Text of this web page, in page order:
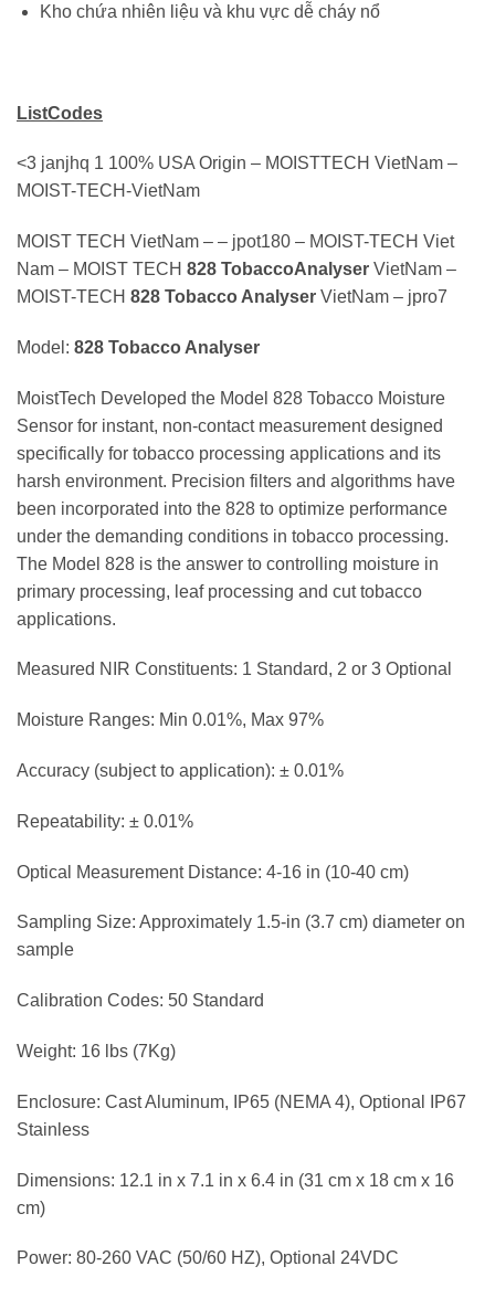
Kho chứa nhiên liệu và khu vực dễ cháy nổ
ListCodes
<3 janjhq 1 100% USA Origin – MOISTTECH VietNam –
MOIST-TECH-VietNam
MOIST TECH VietNam – – jpot180 – MOIST-TECH Viet
Nam – MOIST TECH 828 TobaccoAnalyser VietNam –
MOIST-TECH 828 Tobacco Analyser VietNam – jpro7
Model: 828 Tobacco Analyser
MoistTech Developed the Model 828 Tobacco Moisture
Sensor for instant, non-contact measurement designed
specifically for tobacco processing applications and its
harsh environment. Precision filters and algorithms have
been incorporated into the 828 to optimize performance
under the demanding conditions in tobacco processing.
The Model 828 is the answer to controlling moisture in
primary processing, leaf processing and cut tobacco
applications.
Measured NIR Constituents: 1 Standard, 2 or 3 Optional
Moisture Ranges: Min 0.01%, Max 97%
Accuracy (subject to application): ± 0.01%
Repeatability: ± 0.01%
Optical Measurement Distance: 4-16 in (10-40 cm)
Sampling Size: Approximately 1.5-in (3.7 cm) diameter on
sample
Calibration Codes: 50 Standard
Weight: 16 lbs (7Kg)
Enclosure: Cast Aluminum, IP65 (NEMA 4), Optional IP67
Stainless
Dimensions: 12.1 in x 7.1 in x 6.4 in (31 cm x 18 cm x 16
cm)
Power: 80-260 VAC (50/60 HZ), Optional 24VDC